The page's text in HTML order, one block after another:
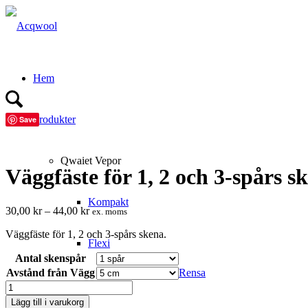
Hem
Produkter
Qwaiet Vepor
Kompakt
Flexi
Singel
Save
Väggfäste för 1, 2 och 3-spårs
30,00 kr – 44,00 krPrisintervall:
till
44,00 kr
ex. moms
Väggfäste för 1, 2 och 3-spårs skena.
Antal skenspår
Avstånd från Vägg
Rensa
Väggfäste
förLägg till i varukorg